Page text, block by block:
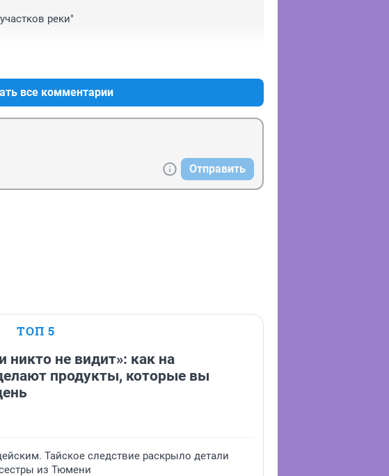
реки"
все комментарии
Отправить
ТОП 5
никто не видит»: как на
продукты, которые вы
Тайское следствие раскрыло детали
из Тюмени